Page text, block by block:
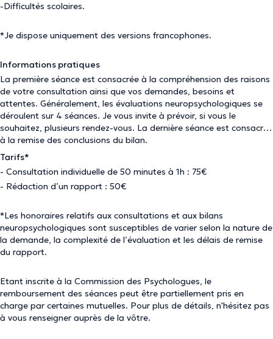
-Difficultés scolaires.
*Je dispose uniquement des versions francophones.
Informations pratiques
La première séance est consacrée à la compréhension des raisons
de votre consultation ainsi que vos demandes, besoins et
attentes. Généralement, les évaluations neuropsychologiques se
déroulent sur 4 séances. Je vous invite à prévoir, si vous le
souhaitez, plusieurs rendez-vous. La dernière séance est consacrée
à la remise des conclusions du bilan.
Tarifs*
- Consultation individuelle de 50 minutes à 1h : 75€
- Rédaction d’un rapport : 50€
*Les honoraires relatifs aux consultations et aux bilans
neuropsychologiques sont susceptibles de varier selon la nature de
la demande, la complexité de l’évaluation et les délais de remise
du rapport.
Etant inscrite à la Commission des Psychologues, le
remboursement des séances peut être partiellement pris en
charge par certaines mutuelles. Pour plus de détails, n'hésitez pas
à vous renseigner auprès de la vôtre.